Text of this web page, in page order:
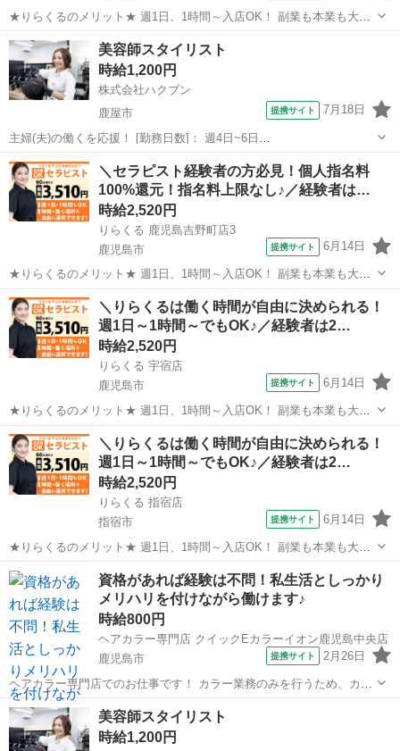
★りらくるのメリット★ 週1日、1時間～入店OK！ 副業も本業も大歓
迎 りらくるはスマホ1つでカンタンに時間、日程、店舗を選べる「入
店エントリー制」で、 自分のスキマ時間で稼げて、本業・家庭・趣味
と両立しやすい♪ 全国の...
鹿児島 鹿児島市 セラピスト
美容師スタイリスト
時給1,200円
株式会社ハクブン
鹿屋市
提携サイト 7月18日
主婦(夫)の働くを応援！ [勤務日数]： 週4日~6日
09:00~12:00/10:00~14:00/12:00~15:00/14:00~17:00/09:00~17:00 月/
火/水/木/金/土/日 などから選べます ...
鹿児島 鹿屋市 美容師
＼セラピスト経験者の方必見！個人指名料
100%還元！指名料上限なし♪／経験者は…
時給2,520円
りらくる 鹿児島吉野町店3
鹿児島市
提携サイト 6月14日
★りらくるのメリット★ 週1日、1時間～入店OK！ 副業も本業も大歓
迎 りらくるはスマホ1つでカンタンに時間、日程、店舗を選べる「入
店エントリー制」で、 自分のスキマ時間で稼げて、本業・家庭・趣味
と両立しやすい♪ 全国の...
鹿児島 鹿児島市 セラピスト
＼りらくるは働く時間が自由に決められる！
週1日～1時間～でもOK♪／経験者は2…
時給2,520円
りらくる 宇宿店
鹿児島市
提携サイト 6月14日
★りらくるのメリット★ 週1日、1時間～入店OK！ 副業も本業も大歓
迎 りらくるはスマホ1つでカンタンに時間、日程、店舗を選べる「入
店エントリー制」で、 自分のスキマ時間で稼げて、本業・家庭・趣味
と両立しやすい♪ 全国の...
鹿児島 鹿児島市 セラピスト
＼りらくるは働く時間が自由に決められる！
週1日～1時間～でもOK♪／経験者は2…
時給2,520円
りらくる 指宿店
指宿市
提携サイト 6月14日
★りらくるのメリット★ 週1日、1時間～入店OK！ 副業も本業も大歓
迎 りらくるはスマホ1つでカンタンに時間、日程、店舗を選べる「入
店エントリー制」で、 自分のスキマ時間で稼げて、本業・家庭・趣味
と両立しやすい♪ 全国の...
鹿児島 指宿市 セラピスト
資格があれば経験は不問！私生活としっかり
メリハリを付けながら働けます♪
時給800円
ヘアカラー専門店 クイックEカラーイオン鹿児島中央店
鹿児島市
提携サイト 2月26日
ヘアカラー専門店でのお仕事です！ カラー業務のみを行うため、カッ
ト・パーマ・ブロー等の業務はありません！ ★女性はもちろん男性も
活躍できる職場です ★体に優しいオーガニックの薬剤を使用している
為、手荒れの心配もなし♪ パ...
鹿児島 鹿児島市 美容師
美容師スタイリスト
時給1,200円